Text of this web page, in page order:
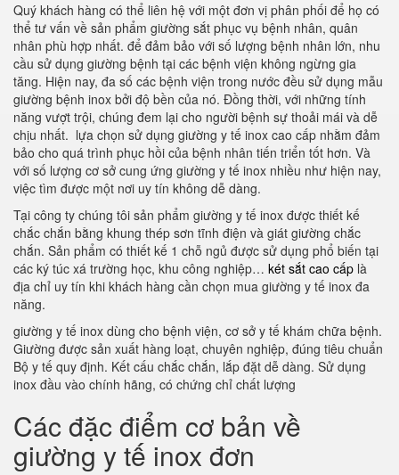
Quý khách hàng có thể liên hệ với một đơn vị phân phối để họ có
thể tư vấn về sản phẩm giường sắt phục vụ bệnh nhân, quân
nhân phù hợp nhất. để đảm bảo với số lượng bệnh nhân lớn, nhu
cầu sử dụng giường bệnh tại các bệnh viện không ngừng gia
tăng. Hiện nay, đa số các bệnh viện trong nước đều sử dụng mẫu
giường bệnh inox bởi độ bền của nó. Đồng thời, với những tính
năng vượt trội, chúng đem lại cho người bệnh sự thoải mái và dễ
chịu nhất. lựa chọn sử dụng giường y tế inox cao cấp nhằm đảm
bảo cho quá trình phục hồi của bệnh nhân tiến triển tốt hơn. Và
với số lượng cơ sở cung ứng giường y tế inox nhiều như hiện nay,
việc tìm được một nơi uy tín không dễ dàng.
Tại công ty chúng tôi sản phẩm giường y tế inox được thiết kế
chắc chắn bằng khung thép sơn tĩnh điện và giát giường chắc
chắn. Sản phẩm có thiết kế 1 chỗ ngủ được sử dụng phổ biến tại
các ký túc xá trường học, khu công nghiệp… két sắt cao cấp là
địa chỉ uy tín khi khách hàng cần chọn mua giường y tế inox đa
năng.
giường y tế inox dùng cho bệnh viện, cơ sở y tế khám chữa bệnh.
Giường được sản xuất hàng loạt, chuyên nghiệp, đúng tiêu chuẩn
Bộ y tế quy định. Kết cấu chắc chắn, lắp đặt dễ dàng. Sử dụng
inox đầu vào chính hãng, có chứng chỉ chất lượng
Các đặc điểm cơ bản về
giường y tế inox đơn